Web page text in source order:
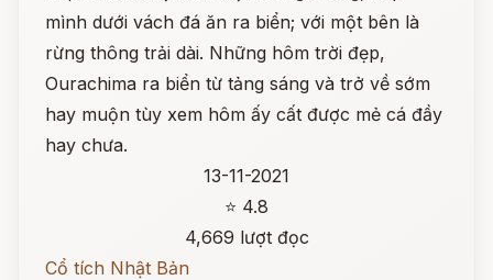
mình dưới vách đá ăn ra biển; với một bên là
rừng thông trải dài. Những hôm trời đẹp,
Ourachima ra biển từ tảng sáng và trở về sớm
hay muộn tùy xem hôm ấy cất được mẻ cá đầy
hay chưa.
13-11-2021
⭐ 4.8
4,669 lượt đọc
Cổ tích Nhật Bản